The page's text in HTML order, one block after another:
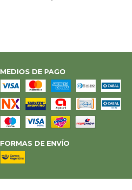
MEDIOS DE PAGO
FORMAS DE ENVÍO